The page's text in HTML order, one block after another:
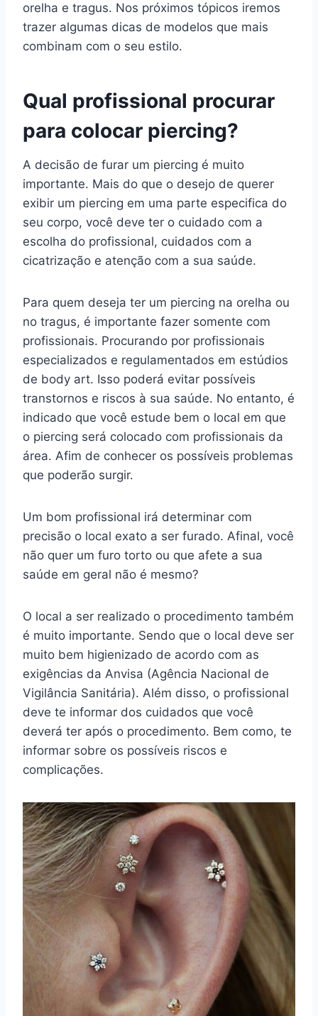
orelha e tragus. Nos próximos tópicos iremos
trazer algumas dicas de modelos que mais
combinam com o seu estilo.
Qual profissional procurar
para colocar piercing?
A decisão de furar um piercing é muito
importante. Mais do que o desejo de querer
exibir um piercing em uma parte especifica do
seu corpo, você deve ter o cuidado com a
escolha do profissional, cuidados com a
cicatrização e atenção com a sua saúde.
Para quem deseja ter um piercing na orelha ou
no tragus, é importante fazer somente com
profissionais. Procurando por profissionais
especializados e regulamentados em estúdios
de body art. Isso poderá evitar possíveis
transtornos e riscos à sua saúde. No entanto, é
indicado que você estude bem o local em que
o piercing será colocado com profissionais da
área. Afim de conhecer os possíveis problemas
que poderão surgir.
Um bom profissional irá determinar com
precisão o local exato a ser furado. Afinal, você
não quer um furo torto ou que afete a sua
saúde em geral não é mesmo?
O local a ser realizado o procedimento também
é muito importante. Sendo que o local deve ser
muito bem higienizado de acordo com as
exigências da Anvisa (Agência Nacional de
Vigilância Sanitária). Além disso, o profissional
deve te informar dos cuidados que você
deverá ter após o procedimento. Bem como, te
informar sobre os possíveis riscos e
complicações.